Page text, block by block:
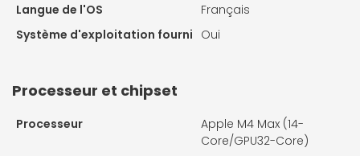
Langue de l'OS
Français
Système d'exploitation fourni Oui
Processeur et chipset
Processeur
Apple M4 Max (14-
Core/GPU32-Core)